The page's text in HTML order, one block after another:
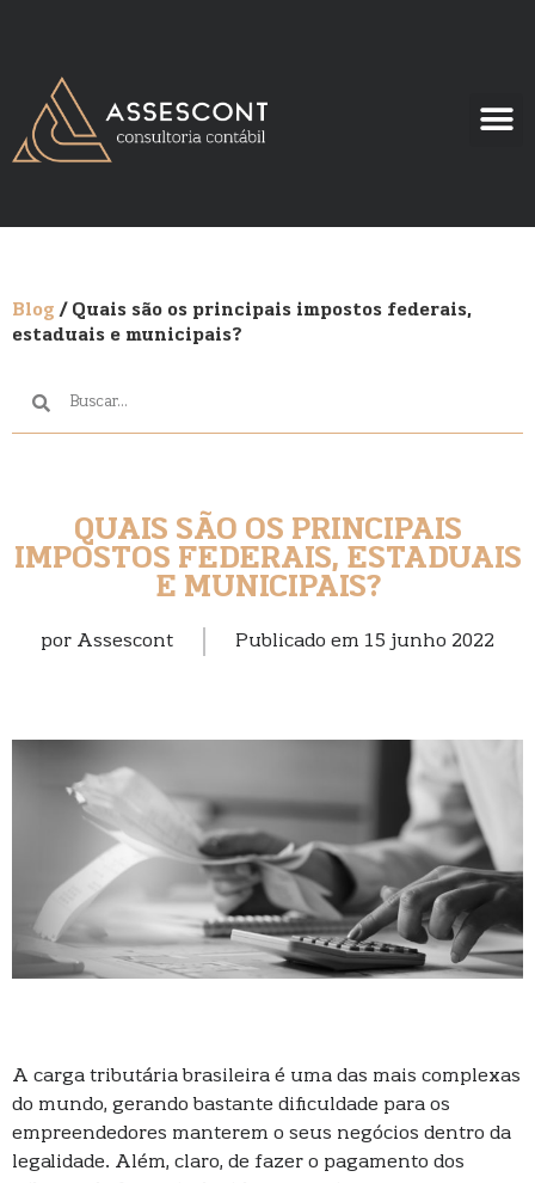
Blog/ Quais são os principais impostos federais,
estaduais e municipais?
QUAIS SÃO OS PRINCIPAIS
IMPOSTOS FEDERAIS, ESTADUAIS
E MUNICIPAIS?
por Assescont Publicado em 15 junho 2022
A carga tributária brasileira é uma das mais complexas
do mundo, gerando bastante dificuldade para os
empreendedores manterem o seus negócios dentro da
legalidade. Além, claro, de fazer o pagamento dos